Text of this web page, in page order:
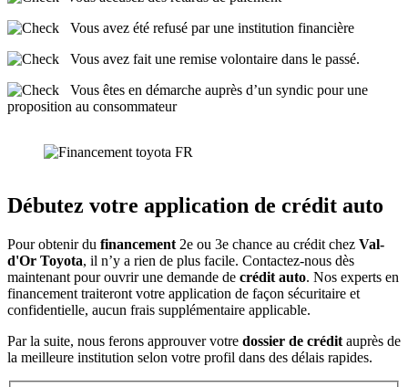
Vous avez été refusé par une institution financière
Vous avez fait une remise volontaire dans le passé.
Vous êtes en démarche auprès d’un syndic pour une
proposition au consommateur
Débutez votre application de crédit auto
Pour obtenir du financement 2e ou 3e chance au crédit chez Val-
d'Or Toyota, il n’y a rien de plus facile. Contactez-nous dès
maintenant pour ouvrir une demande de crédit auto. Nos experts en
financement traiteront votre application de façon sécuritaire et
confidentielle, aucun frais supplémentaire applicable.
Par la suite, nous ferons approuver votre dossier de crédit auprès de
la meilleure institution selon votre profil dans des délais rapides.